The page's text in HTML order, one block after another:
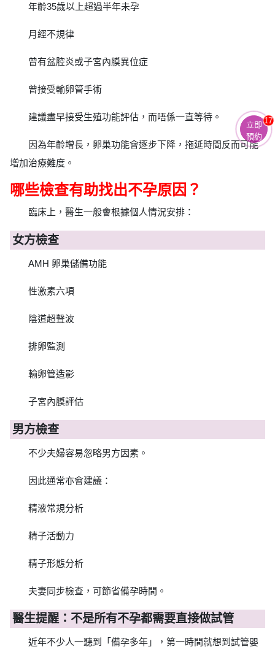
年齡35歲以上超過半年未孕
月經不規律
曾有盆腔炎或子宮內膜異位症
曾接受輸卵管手術
建議盡早接受生殖功能評估，而唔係一直等待。
因為年齡增長，卵巢功能會逐步下降，拖延時間反而可能
增加治療難度。
哪些檢查有助找出不孕原因？
臨床上，醫生一般會根據個人情況安排：
女方檢查
AMH 卵巢儲備功能
性激素六項
陰道超聲波
排卵監測
輸卵管造影
子宮內膜評估
男方檢查
不少夫婦容易忽略男方因素。
因此通常亦會建議：
精液常規分析
精子活動力
精子形態分析
夫妻同步檢查，可節省備孕時間。
醫生提醒：不是所有不孕都需要直接做試管
近年不少人一聽到「備孕多年」，第一時間就想到試管嬰
立即
預約
17